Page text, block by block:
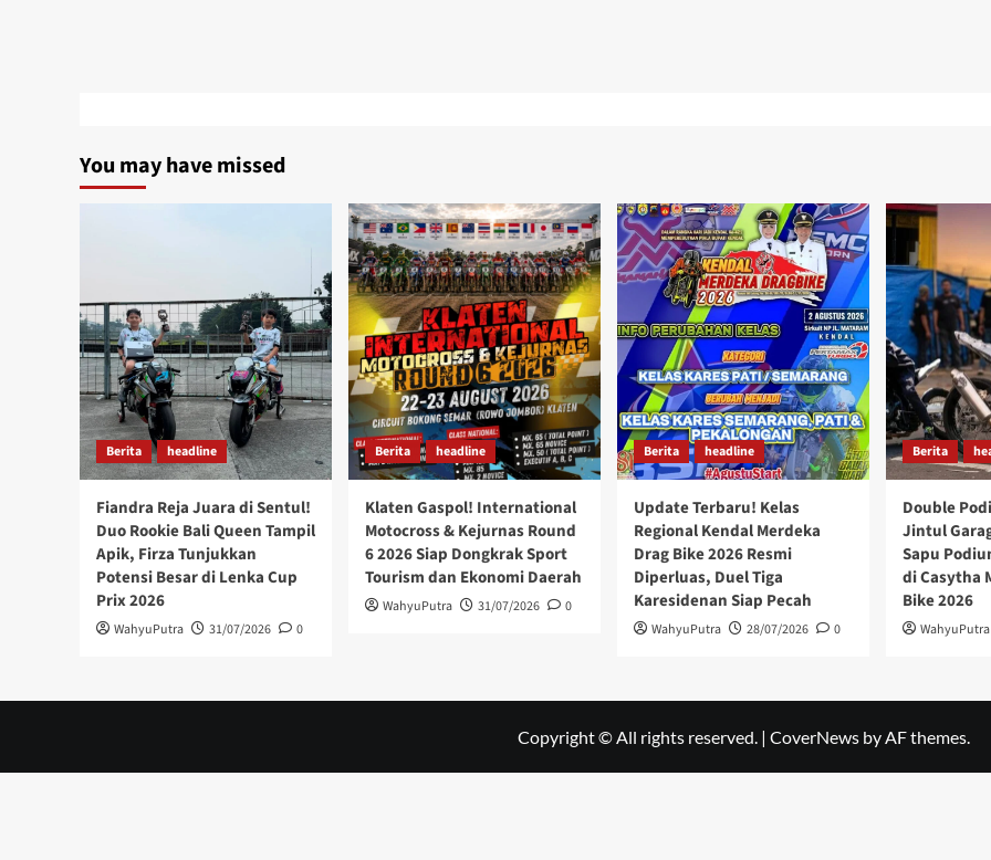
You may have missed
Berita headline
Fiandra Reja Juara di Sentul!
Duo Rookie Bali Queen Tampil
Apik, Firza Tunjukkan
Potensi Besar di Lenka Cup
Prix 2026
WahyuPutra 31/07/2026 0
Berita headline
Klaten Gaspol! International
Motocross & Kejurnas Round
6 2026 Siap Dongkrak Sport
Tourism dan Ekonomi Daerah
WahyuPutra 31/07/2026 0
Berita headline
Update Terbaru! Kelas
Regional Kendal Merdeka
Drag Bike 2026 Resmi
Diperluas, Duel Tiga
Karesidenan Siap Pecah
WahyuPutra 28/07/2026 0
Berita
Double
Jintul
Sapu
di Casytha
Bike 2026
WahyuPutra
Copyright © All rights reserved. | CoverNewsby AF themes.